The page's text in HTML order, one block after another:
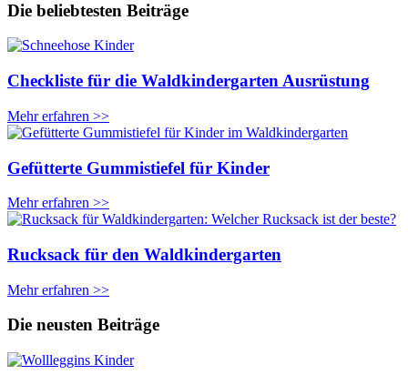
Die beliebtesten Beiträge
Checkliste für die Waldkindergarten Ausrüstung
Mehr erfahren >>
Gefütterte Gummistiefel für Kinder
Mehr erfahren >>
Rucksack für den Waldkindergarten
Mehr erfahren >>
Die neusten Beiträge